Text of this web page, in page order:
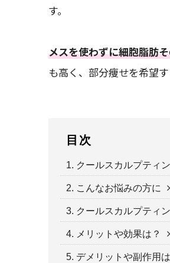
す。
メスを使わずに細胞脂肪
も高く、部分痩せを希望
目次
1. クールスカルプティ
2. こんなお悩みの方に
3. クールスカルプティ
4. メリットや効果は？
5. デメリットや副作用